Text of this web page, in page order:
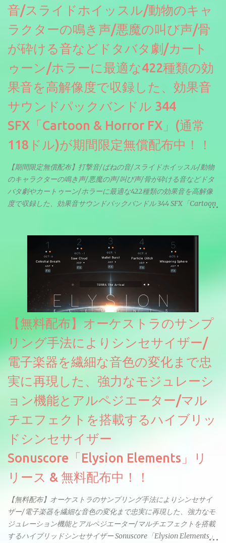
音/スライドホイッスル/動物のキャ
ラクターの鳴き声/悪魔の叫び声/骨
が砕ける音などドタバタ劇/カート
ゥーン/ホラーに最適な422種類の効
果音を高解像度で収録した、効果音
サウンドパックバンドル 344
SFX「Cartoon & Horror FX」(通常
118ドル)が期間限定無償配布中！！
【期間限定無償配布】打撃音/ばねの音/スライドホイッスル/動物
のキャラクターの鳴き声/悪魔の声/叫び声/骨が砕ける音などドタ
バタ劇やカートゥーン/ホラーに最適な422種類の効果音を高解像
度で収録した、効果音サウンドパックバンドル 344 SFX「Cartoon
【無料配布】オーケストラのサンプ
リング手法によりシンセサイザー/
電子楽器を繊細な音色の変化まで忠
実に再現した、強力なモジュレーシ
ョン機能とアルペジエーター/マル
チエフェクトを搭載するハイブリッ
ドシンセサイザー
Sonuscore「Elysion Elements」リ
リース & 無料配布中！！
【無料配布】オーケストラのサンプリング手法によりシンセサイ
ザー/電子楽器を繊細な音色の変化まで忠実に再現した、強力なモ
ジュレーション機能とアルペジエーター/マルチエフェクトを搭載
するハイブリッドシンセサイザー Sonuscore「Elysion Elements」